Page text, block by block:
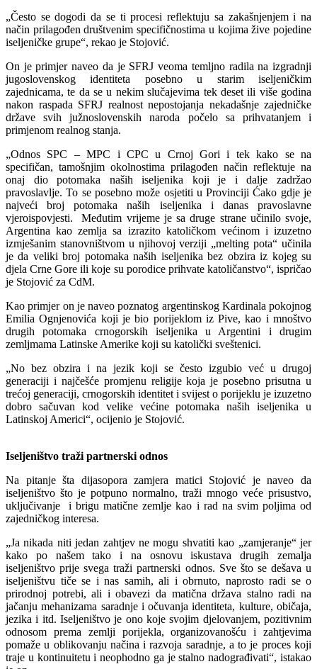
„Često se dogodi da se ti procesi reflektuju sa zakašnjenjem i na
način prilagođen društvenim specifičnostima u kojima žive pojedine
iseljeničke grupe“, rekao je Stojović.
On je primjer naveo da je SFRJ veoma temljno radila na izgradnji
jugoslovenskog identiteta posebno u starim iseljeničkim
zajednicama, te da se u nekim slučajevima tek deset ili više godina
nakon raspada SFRJ realnost nepostojanja nekadašnje zajedničke
države svih južnoslovenskih naroda počelo sa prihvatanjem i
primjenom realnog stanja.
„Odnos SPC – MPC i CPC u Crnoj Gori i tek kako se na
specifičan, tamošnjim okolnostima prilagođen način reflektuje na
onaj dio potomaka naših iseljenika koji je i dalje zadržao
pravoslavlje. To se posebno može osjetiti u Provinciji Ćako gdje je
najveći broj potomaka naših iseljenika i danas pravoslavne
vjeroispovjesti. Međutim vrijeme je sa druge strane učinilo svoje,
Argentina kao zemlja sa izrazito katoličkom većinom i izuzetno
izmješanim stanovništvom u njihovoj verziji „melting pota“ učinila
je da veliki broj potomaka naših iseljenika bez obzira iz kojeg su
djela Crne Gore ili koje su porodice prihvate katoličanstvo“, ispričao
je Stojović za CdM.
Kao primjer on je naveo poznatog argentinskog Kardinala pokojnog
Emilia Ognjenovića koji je bio porijeklom iz Pive, kao i mnoštvo
drugih potomaka crnogorskih iseljenika u Argentini i drugim
zemljmama Latinske Amerike koji su katolički sveštenici.
„No bez obzira i na jezik koji se često izgubio već u drugoj
generaciji i najčešće promjenu religije koja je posebno prisutna u
trećoj generaciji, crnogorskih identitet i svijest o porijeklu je izuzetno
dobro sačuvan kod velike većine potomaka naših iseljenika u
Latinskoj Americi“, ocijenio je Stojović.
Iseljeništvo traži partnerski odnos
Na pitanje šta dijasopora zamjera matici Stojović je naveo da
iseljeništvo što je potpuno normalno, traži mnogo veće prisustvo,
uključivanje i brigu matične zemlje kao i rad na svim poljima od
zajedničkog interesa.
„Ja nikada niti jedan zahtjev ne mogu shvatiti kao „zamjeranje“ jer
kako po našem tako i na osnovu iskustava drugih zemalja
iseljeništvo prije svega traži partnerski odnos. Sve što se dešava u
iseljeništvu tiče se i nas samih, ali i obrnuto, naprosto radi se o
prirodnoj potrebi, ali i obavezi da matična država stalno radi na
jačanju mehanizama saradnje i očuvanja identiteta, kulture, običaja,
jezika i itd. Iseljeništvo je ono koje svojim djelovanjem, pozitivnim
odnosom prema zemlji porijekla, organizovanošću i zahtjevima
pomaže u oblikovanju načina i razvoja saradnje, a to je proces koji
traje u kontinuitetu i neophodno ga je stalno nadograđivati“, istakao